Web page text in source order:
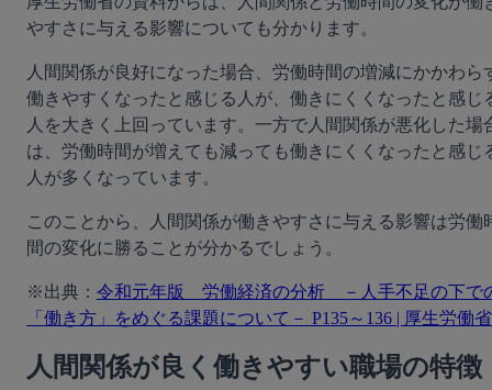
やすさに与える影響についても分かります。
人間関係が良好になった場合、労働時間の増減にかかわら
働きやすくなったと感じる人が、働きにくくなったと感じ
人を大きく上回っています。一方で人間関係が悪化した場
は、労働時間が増えても減っても働きにくくなったと感じ
人が多くなっています。
このことから、人間関係が働きやすさに与える影響は労働
間の変化に勝ることが分かるでしょう。
※出典： 令和元年版　労働経済の分析　－人手不足の下で
「働き方」をめぐる課題について－ P135～136 | 厚生労働省
人間関係が良く働きやすい職場の特徴